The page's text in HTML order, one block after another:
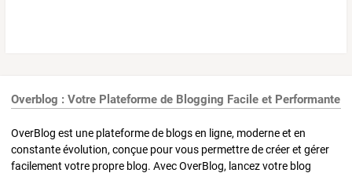
Overblog : Votre Plateforme de Blogging Facile et Performante
OverBlog est une plateforme de blogs en ligne, moderne et en
constante évolution, conçue pour vous permettre de créer et gérer
facilement votre propre blog. Avec OverBlog, lancez votre blog